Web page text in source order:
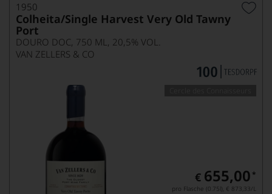
1950
Colheita/Single Harvest Very Old Tawny
Port
DOURO DOC, 750 ML, 20,5% VOL.
VAN ZELLERS & CO
€ 655,00 *
pro Flasche (0.75l), € 873,33/L